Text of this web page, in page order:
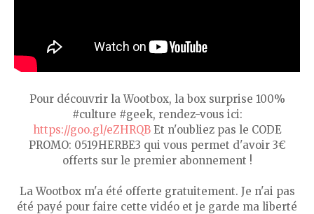
Pour découvrir la Wootbox, la box surprise 100%
#culture #geek, rendez-vous ici:
https://goo.gl/eZHRQBEt n'oubliez pas le CODE
PROMO: 0519HERBE3 qui vous permet d'avoir 3€
offerts sur le premier abonnement !
La Wootbox m'a été offerte gratuitement. Je n'ai pas
été payé pour faire cette vidéo et je garde ma liberté